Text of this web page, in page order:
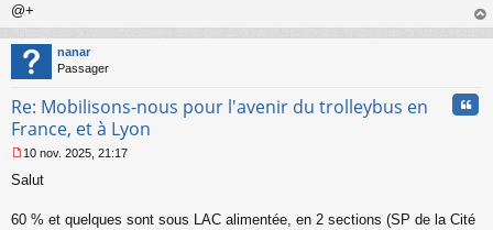
o
n
l
u
@+
au
nanar
Passager
Re: Mobilisons-nous pour l'avenir du trolleybus en
France, et à Lyon
e
s
10 nov. 2025, 21:17
Salut
60 % et quelques sont sous LAC alimentée, en 2 sections (SP de la Cité